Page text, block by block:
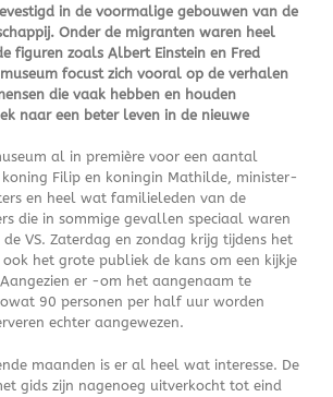
in de voormalige gebouwen van de
Onder de migranten waren heel
figuren zoals Albert Einstein en Fred
focust zich vooral op de verhalen
die vaak hebben en houden
naar een beter leven in de nieuwe
al in première voor een aantal
Filip en koningin Mathilde, minister-
en heel wat familieleden van de
die in sommige gevallen speciaal waren
VS. Zaterdag en zondag krijg tijdens het
het grote publiek de kans om een kijkje
er -om het aangenaam te
90 personen per half uur worden
echter aangewezen.
maanden is er al heel wat interesse. De
gids zijn nagenoeg uitverkocht tot eind